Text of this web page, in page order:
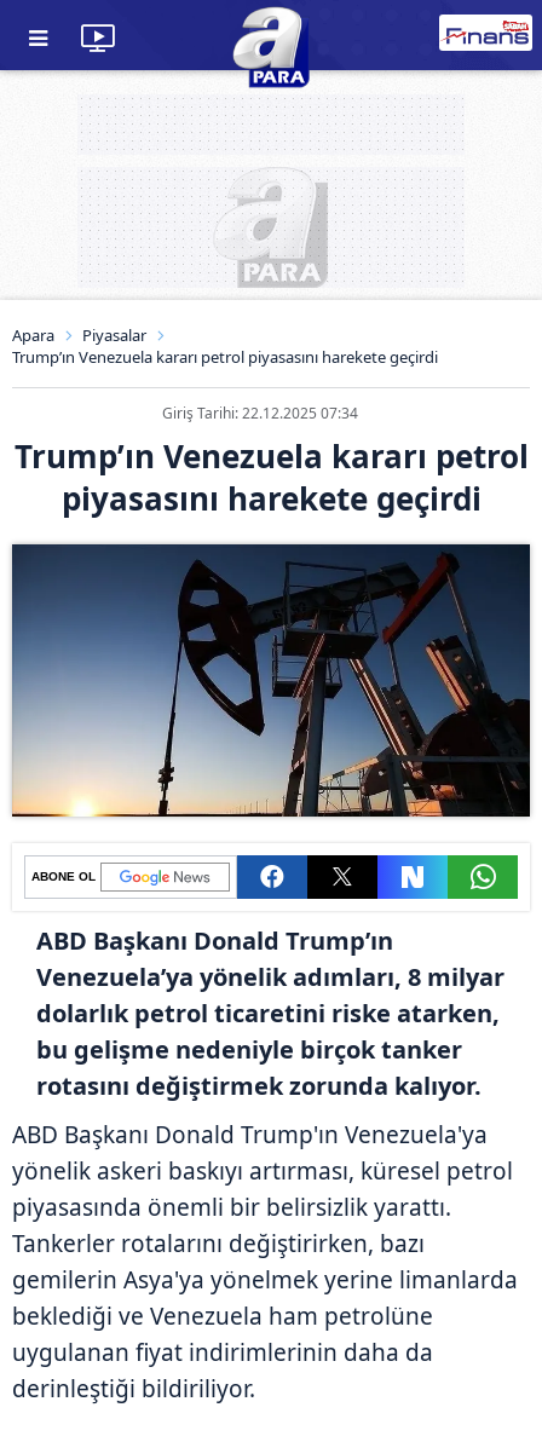
Apara
Piyasalar
Trump’ın Venezuela kararı petrol piyasasını harekete geçirdi
Giriş Tarihi: 22.12.2025 07:34
Trump’ın Venezuela kararı petrol
piyasasını harekete geçirdi
ABONE OL
ABD Başkanı Donald Trump’ın
Venezuela’ya yönelik adımları, 8 milyar
dolarlık petrol ticaretini riske atarken,
bu gelişme nedeniyle birçok tanker
rotasını değiştirmek zorunda kalıyor.
ABD Başkanı Donald Trump'ın Venezuela'ya
yönelik askeri baskıyı artırması, küresel petrol
piyasasında önemli bir belirsizlik yarattı.
Tankerler rotalarını değiştirirken, bazı
gemilerin Asya'ya yönelmek yerine limanlarda
beklediği ve Venezuela ham petrolüne
uygulanan fiyat indirimlerinin daha da
derinleştiği bildiriliyor.